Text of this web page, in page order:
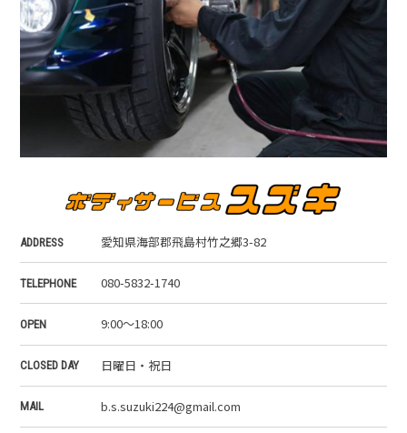
ADDRESS 愛知県海部郡飛島村竹之郷3-82
TELEPHONE 080-5832-1740
OPEN 9:00～18:00
CLOSED DAY 日曜日・祝日
MAIL b.s.suzuki224@gmail.com